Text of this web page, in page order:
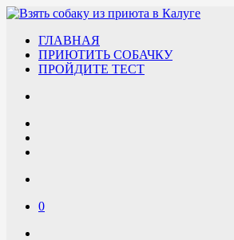
ГЛАВНАЯ
ПРИЮТИТЬ СОБАЧКУ
ПРОЙДИТЕ ТЕСТ
0